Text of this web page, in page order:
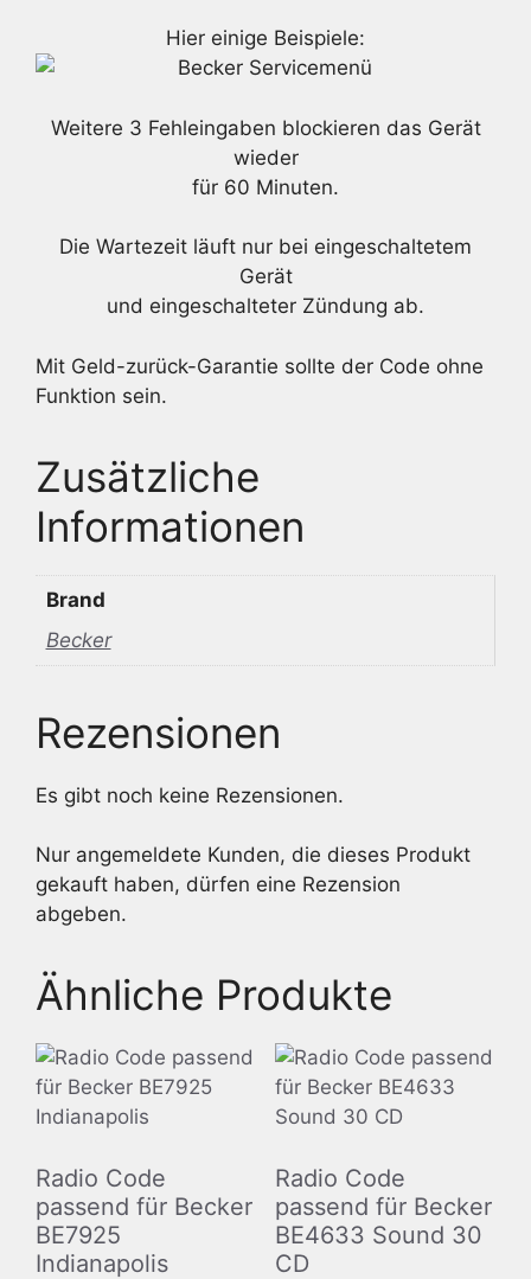
Hier einige Beispiele:
Weitere 3 Fehleingaben blockieren das Gerät
wieder
für 60 Minuten.
Die Wartezeit läuft nur bei eingeschaltetem
Gerät
und eingeschalteter Zündung ab.
Mit Geld-zurück-Garantie sollte der Code ohne
Funktion sein.
Zusätzliche
Informationen
Brand
Becker
Rezensionen
Es gibt noch keine Rezensionen.
Nur angemeldete Kunden, die dieses Produkt
gekauft haben, dürfen eine Rezension
abgeben.
Ähnliche Produkte
Radio Code
passend für Becker
BE7925
Indianapolis
Radio Code
passend für Becker
BE4633 Sound 30
CD